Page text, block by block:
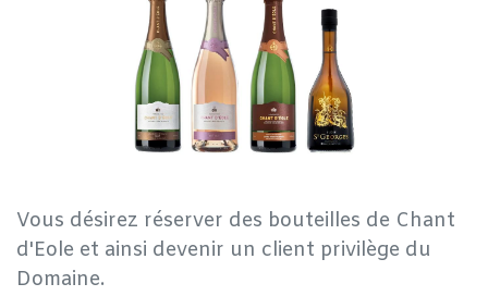
Vous désirez réserver des bouteilles de Chant
d'Eole et ainsi devenir un client privilège du
Domaine.